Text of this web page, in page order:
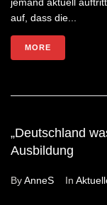
auf, dass die...
MORE
„Deutschland
Ausbildung
ByAnneS In